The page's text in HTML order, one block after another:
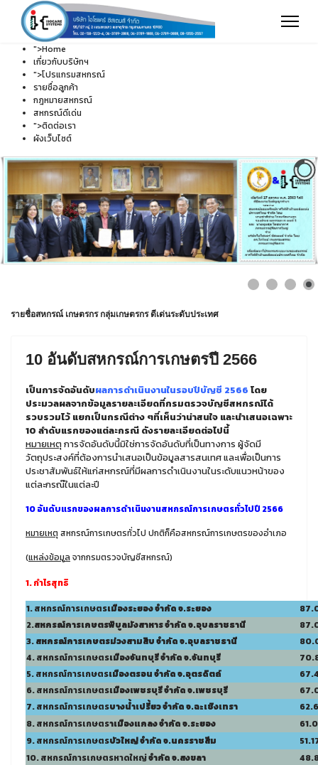
">Home
เกี่ยวกับบริษัทฯ
">โปรแกรมสหกรณ์
รายชื่อลูกค้า
กฎหมายสหกรณ์
สหกรณ์ดีเด่น
">ติดต่อเรา
ผังเว็บไซต์
รายชื่อสหกรณ์ เกษตรกร กลุ่มเกษตรกร ดีเด่นระดับประเทศ
10 อันดับสหกรณ์การเกษตรปี 2566
เป็นการจัดอันดับผลการดำเนินงานในรอบปีบัญชี 2566 โดย
ประมวลผลจากข้อมูลรายละเอียดที่กรมตรวจบัญชีสหกรณ์ได้
รวบรวมไว้ แยกเป็นกรณีต่าง ๆที่เห็นว่าน่าสนใจ และนำเสนอเฉพาะ
10 ลำดับแรกของแต่ละกรณี ดังรายละเอียดต่อไปนี้
หมายเหตุการจัดอันดับนี้มิใช่การจัดอันดับที่เป็นทางการ ผู้จัดมี
วัตถุประสงค์ที่ต้องการนำเสนอเป็นข้อมูลสารสนเทศ และเพื่อเป็นการ
ประชาสัมพันธ์ให้แก่สหกรณ์ที่มีผลการดำเนินงานในระดับแนวหน้าของ
แต่ละกรณ๊ในแต่ละปี
10 อันดับแรกของผลการดำเนินงานสหกรณ์การเกษตรทั่วไปปี 2566
หมายเหตุ สหกรณ์การเกษตรทั่วไป ปกติก็คือสหกรณ์การเกษตรของอำเภอ
(แหล่งข้อมูล จากกรมตรวจบัญชีสหกรณ์)
1. กำไรสุทธิ
1. สหกรณ์การเกษตรเมืองระยอง จำกัด จ.ระยอง
2.สหกรณ์การเกษตรพิบูลมังสาหารจำกัด จ.อุบลราชธานี
3.สหกรณ์การเกษตรม่วงสามสิบ จำกัด จ.อุบลราชธานี
4. สหกรณ์การเกษตรเมืองจันทบุรี จำกัด จ.จันทบุรี
5. สหกรณ์การเกษตรเมืองตรอน จำกัด จ.อุตรดิตถ์
6. สหกรณ์การเกษตรเมืองเพชรบุรี จำกัด จ.เพชรบุรี
7. สหกรณ์การเกษตรบางน้ำเปรี้ยวจำกัด จ.ฉะเชิงเทรา
8. สหกรณ์การเกษตราเมืองแกลง จำกัด จ.ระยอง
9. สหกรณ์การเกษตรบัวใหญ่ จำกัด จ.นครราชสีม
10. สหกรณ์การเกษตรหาดใหญ่จำกัด จ.สงขลา